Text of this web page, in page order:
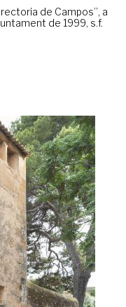
rectoria de Campos”, a
de 1999, s.f.